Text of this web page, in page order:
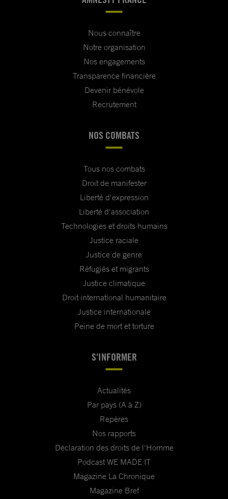
Nous connaître
Notre organisation
Nos engagements
Transparence financière
Devenir bénévole
Recrutement
NOS COMBATS
Tous nos combats
Droit de manifester
Liberté d'expression
Liberté d'association
Technologies et droits humains
Justice raciale
Justice de genre
Réfugiés et migrants
Justice climatique
Droit international humanitaire
Justice internationale
Peine de mort et torture
S'INFORMER
Actualités
Par pays (A à Z)
Repères
Nos rapports
Déclaration des droits de l'Homme
Podcast WE MADE IT
Magazine La Chronique
Magazine Bref